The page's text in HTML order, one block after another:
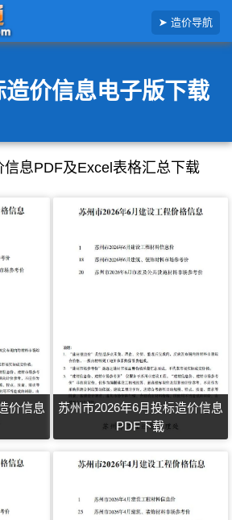
息
造价导航
价信息电子版下载
信息PDF及Excel表格汇总下载
价信息
苏州市2026年6月投标造价信息
PDF下载